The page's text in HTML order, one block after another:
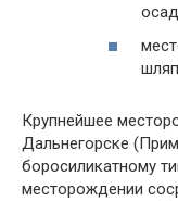
Крупнейшее
Дальнегорске
боросиликатному
месторождении